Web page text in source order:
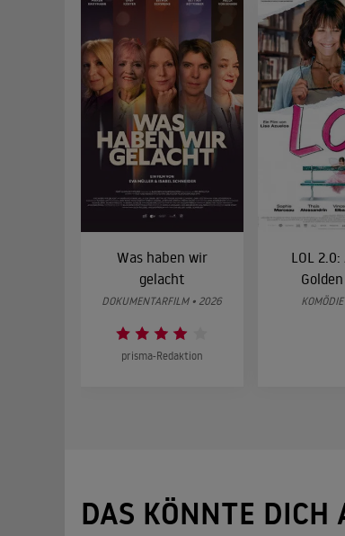
Was haben wir
gelacht
DOKUMENTARFILM • 2026
prisma-Redaktion
LOL 2.0:
DAS KÖNNTE DICH